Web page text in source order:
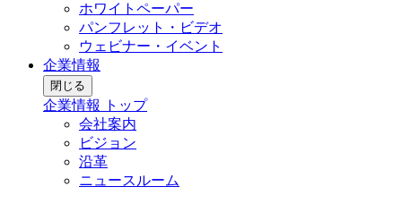
ホワイトペーパー
パンフレット・ビデオ
ウェビナー・イベント
企業情報
閉じる
企業情報 トップ
会社案内
ビジョン
沿革
ニュースルーム